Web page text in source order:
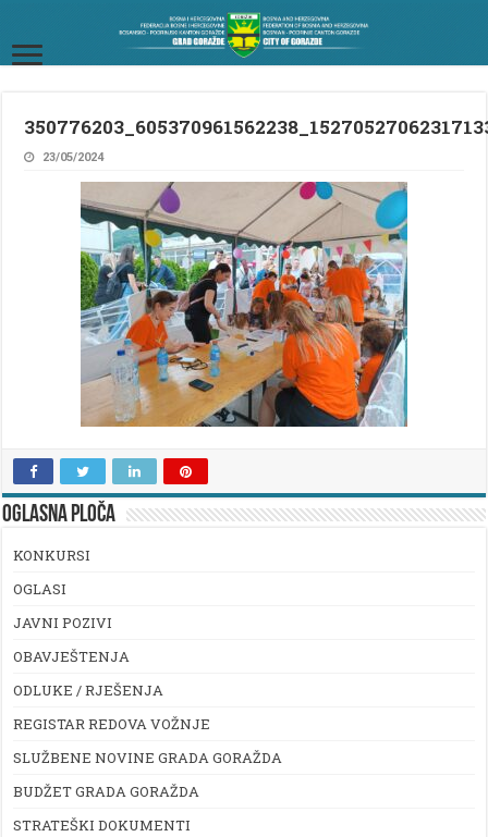
23/05/2024
OGLASNA PLOČA
KONKURSI
OGLASI
JAVNI POZIVI
OBAVJEŠTENJA
ODLUKE / RJEŠENJA
REGISTAR REDOVA VOŽNJE
SLUŽBENE NOVINE GRADA GORAŽDA
BUDŽET GRADA GORAŽDA
STRATEŠKI DOKUMENTI